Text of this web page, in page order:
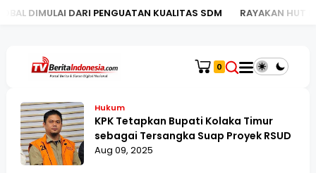
PENGUATAN KUALITAS SDM RAYAKAN HUT KE-130, BRI KC
0
Hukum
KPK Tetapkan Bupati Kolaka Timur
sebagai Tersangka Suap Proyek RSUD
Aug 09, 2025